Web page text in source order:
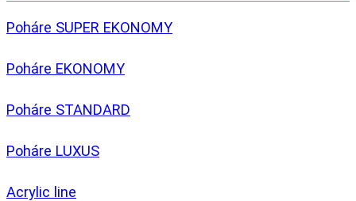
Poháre SUPER EKONOMY
Poháre EKONOMY
Poháre STANDARD
Poháre LUXUS
Acrylic line